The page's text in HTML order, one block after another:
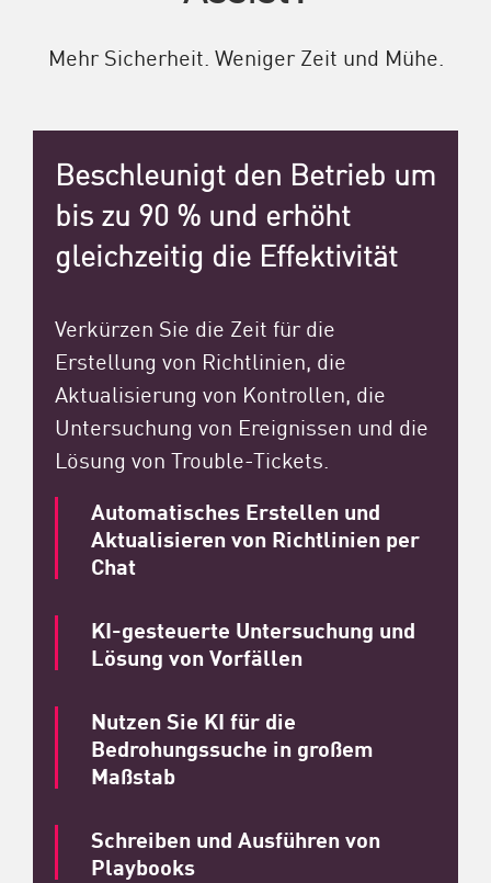
Mehr Sicherheit. Weniger Zeit und Mühe.
Beschleunigt den Betrieb um
bis zu 90 % und erhöht
gleichzeitig die Effektivität
Verkürzen Sie die Zeit für die
Erstellung von Richtlinien, die
Aktualisierung von Kontrollen, die
Untersuchung von Ereignissen und die
Lösung von Trouble-Tickets.
Automatisches Erstellen und
Aktualisieren von Richtlinien per
Chat
KI-gesteuerte Untersuchung und
Lösung von Vorfällen
Nutzen Sie KI für die
Bedrohungssuche in großem
Maßstab
Schreiben und Ausführen von
Playbooks